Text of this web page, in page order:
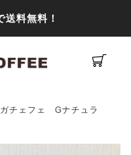
料無料！
チェフェ Gナチュラ